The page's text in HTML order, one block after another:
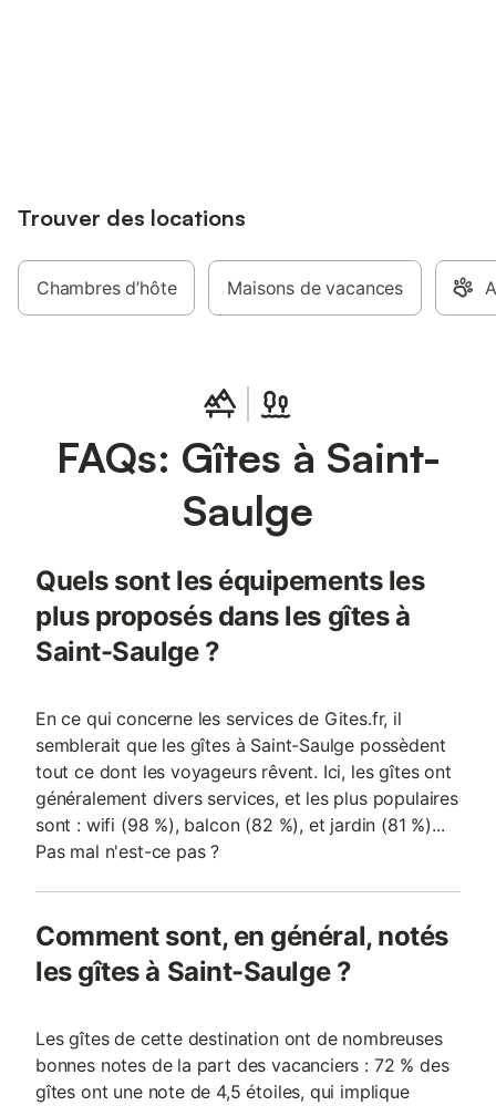
Trouver des locations
Chambres d’hôte Maisons de vacances
FAQs: Gîtes à Saint-
Saulge
Quels sont les équipements les
plus proposés dans les gîtes à
Saint-Saulge ?
En ce qui concerne les services de Gites.fr, il
semblerait que les gîtes à Saint-Saulge possèdent
tout ce dont les voyageurs rêvent. Ici, les gîtes ont
généralement divers services, et les plus populaires
sont : wifi (98 %), balcon (82 %), et jardin (81 %)...
Pas mal n'est-ce pas ?
Comment sont, en général, notés
les gîtes à Saint-Saulge ?
Les gîtes de cette destination ont de nombreuses
bonnes notes de la part des vacanciers : 72 % des
gîtes ont une note de 4,5 étoiles, qui implique